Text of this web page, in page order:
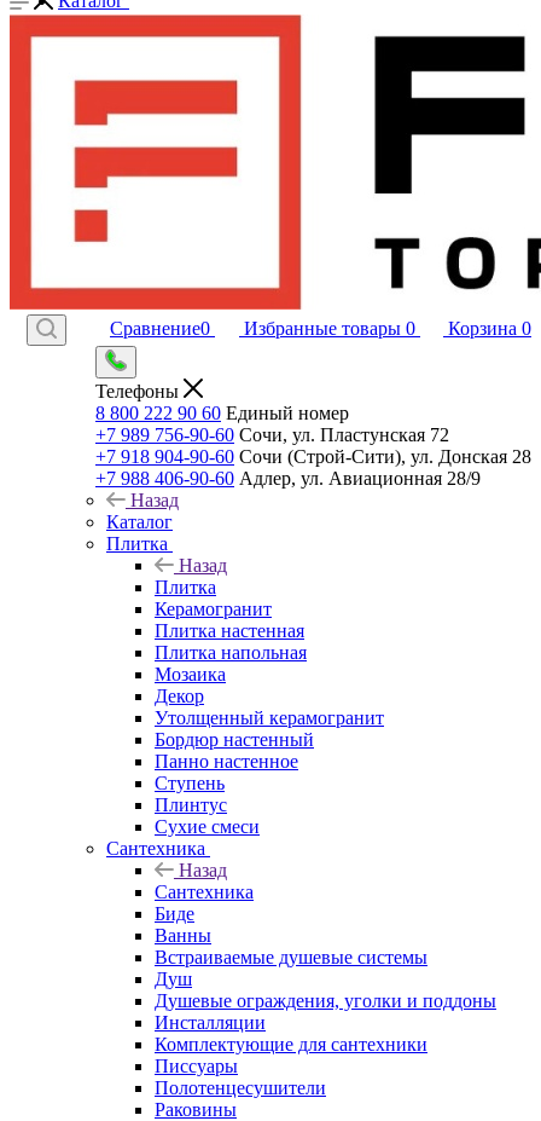
Сравнение0 Избранные товары 0 Корзина 0
Телефоны
8 800 222 90 60 Единый номер
+7 989 756-90-60 Сочи, ул. Пластунская 72
+7 918 904-90-60 Сочи (Строй-Сити), ул. Донская 28
+7 988 406-90-60 Адлер, ул. Авиационная 28/9
Назад
Каталог
Плитка
Назад
Плитка
Керамогранит
Плитка настенная
Плитка напольная
Мозаика
Декор
Утолщенный керамогранит
Бордюр настенный
Панно настенное
Ступень
Плинтус
Сухие смеси
Сантехника
Назад
Сантехника
Биде
Ванны
Встраиваемые душевые системы
Душ
Душевые ограждения, уголки и поддоны
Инсталляции
Комплектующие для сантехники
Писсуары
Полотенцесушители
Раковины